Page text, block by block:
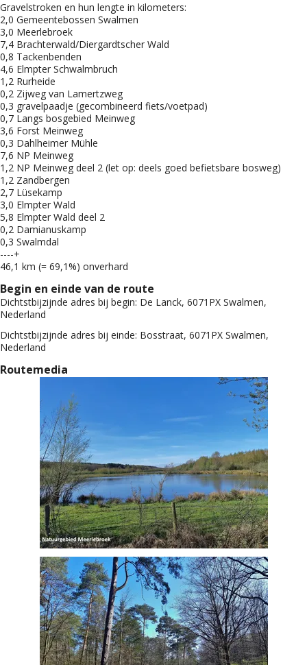
Gravelstroken en hun lengte in kilometers:
2,0 Gemeentebossen Swalmen
3,0 Meerlebroek
7,4 Brachterwald/Diergardtscher Wald
0,8 Tackenbenden
4,6 Elmpter Schwalmbruch
1,2 Rurheide
0,2 Zijweg van Lamertzweg​​​​​
0,3 gravelpaadje (gecombineerd fiets/voetpad)
0,7 Langs bosgebied Meinweg
3,6 Forst Meinweg
0,3 Dahlheimer Mühle
7,6 NP Meinweg
1,2 NP Meinweg deel 2 (let op: deels goed befietsbare bosweg)
1,2 Zandbergen
2,7 Lüsekamp
3,0 Elmpter Wald
5,8 Elmpter Wald deel 2
0,2 Damianuskamp
0,3 Swalmdal
----+
46,1 km (= 69,1%) onverhard
Begin en einde van de route
Dichtstbijzijnde adres bij begin: De Lanck, 6071PX Swalmen,
Nederland
Dichtstbijzijnde adres bij einde: Bosstraat, 6071PX Swalmen,
Nederland
Routemedia